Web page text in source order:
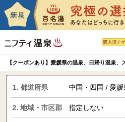
購入済チ
【クーポンあり】愛媛県の温泉、日帰り温泉、
1. 都道府県 中国・四国 / 愛媛
2. 地域・市区郡 指定しない